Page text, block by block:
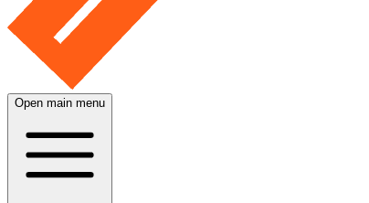
Open main menu